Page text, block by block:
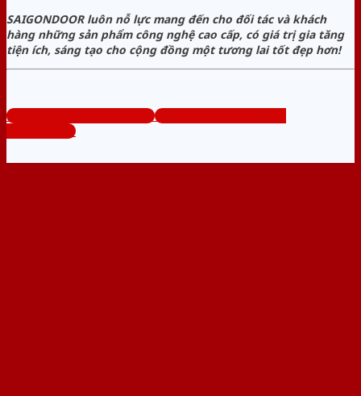
SAIGONDOOR luôn nỗ lực mang đến cho đối tác và khách
hàng những sản phẩm công nghệ cao cấp, có giá trị gia tăng
tiện ích, sáng tạo cho cộng đồng một tương lai tốt đẹp hơn!
www.cuathepcuanhom.com
Tổng đài tư vấn miễn phí:
0824.400.400